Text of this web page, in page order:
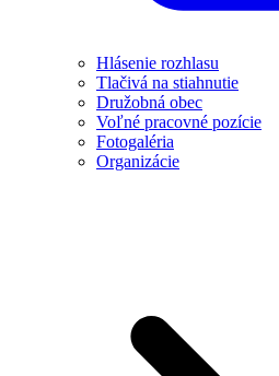
Hlásenie rozhlasu
Tlačivá na stiahnutie
Družobná obec
Voľné pracovné pozície
Fotogaléria
Organizácie